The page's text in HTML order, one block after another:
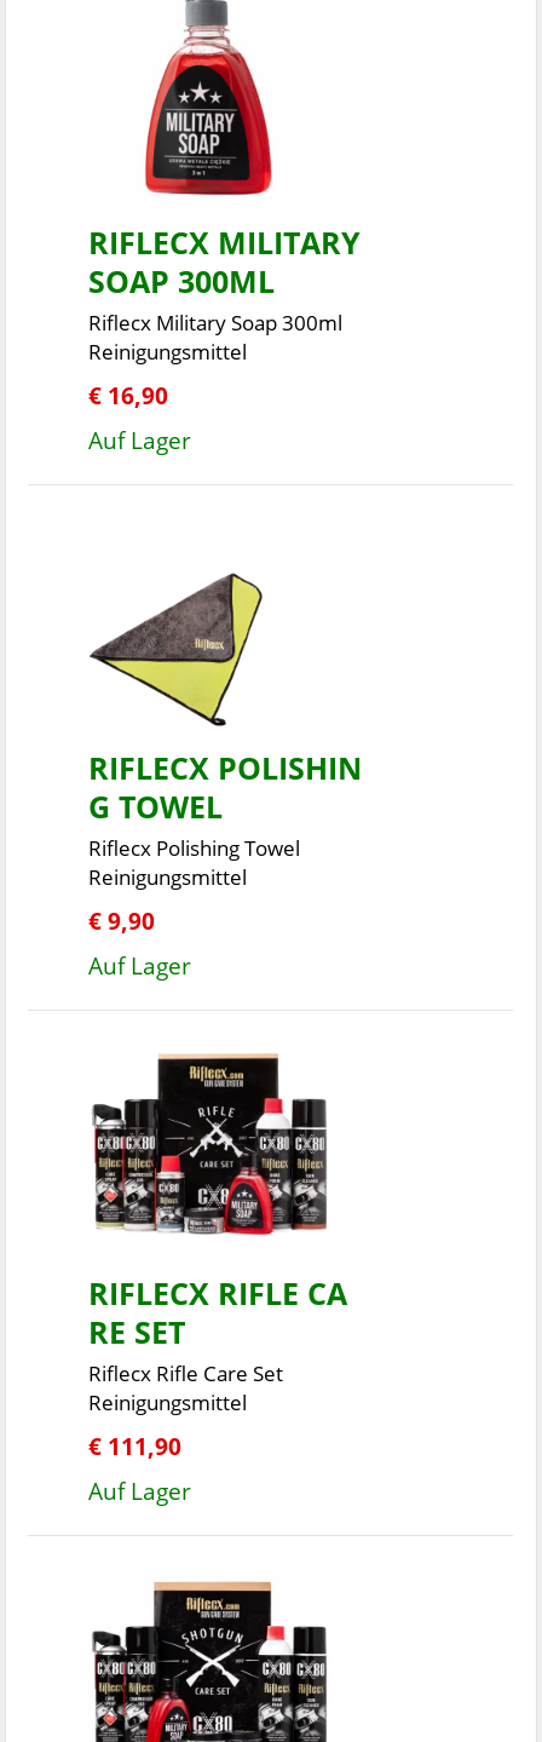
RIFLECX MILITARY
SOAP 300ML
Riflecx Military Soap 300ml
Reinigungsmittel
€ 16,90
Auf Lager
RIFLECX POLISHIN
G TOWEL
Riflecx Polishing Towel
Reinigungsmittel
€ 9,90
Auf Lager
RIFLECX RIFLE CA
RE SET
Riflecx Rifle Care Set
Reinigungsmittel
€ 111,90
Auf Lager